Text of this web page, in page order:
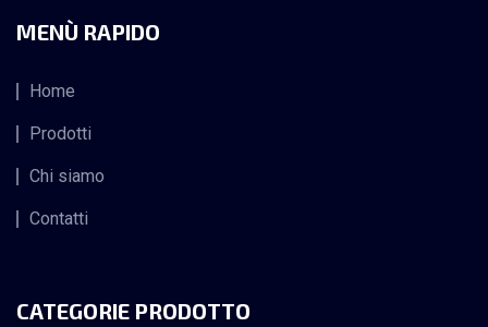
MENÙ RAPIDO
Home
Prodotti
Chi siamo
Contatti
CATEGORIE PRODOTTO